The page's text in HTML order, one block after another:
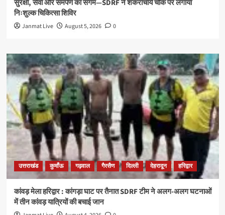
सुरक्षा, सेवा और समर्पण का संगम—SDRF ने शंकराचार्य चौक पर लगाया
निःशुल्क चिकित्सा शिविर
Janmat Live August 5, 2026 0
उत्तराखंड कुमाँऊ गढ़वाल गैरसैण दिल्ली देहरादून हरिद्वार
कांवड़ मेला हरिद्वार : कांगड़ा घाट पर तैनात SDRF टीम ने अलग-अलग घटनाओं
में तीन कांवड़ यात्रियों की बचाई जान